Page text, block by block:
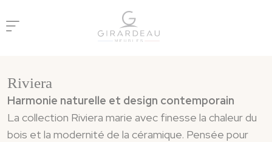
Riviera
Harmonie naturelle et design contemporain
La collection Riviera marie avec finesse la chaleur du
bois et la modernité de la céramique. Pensée pour